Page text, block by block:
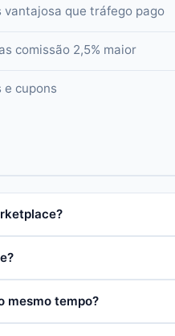
vantajosa que tráfego pago
comissão 2,5% maior
e cupons
mesmo tempo?